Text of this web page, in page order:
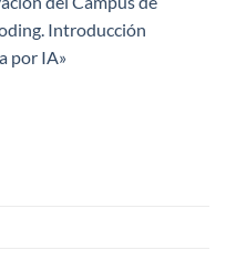
Introducción
por IA»